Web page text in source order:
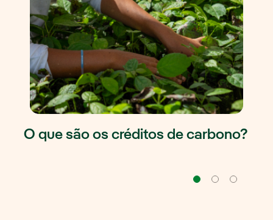
O que são os créditos de carbono?
Navegação